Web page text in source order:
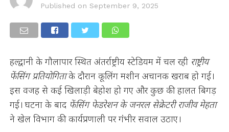
Published on September 9, 2025
हल्द्वानी के गौलापार स्थित अंतर्राष्ट्रीय स्टेडियम में चल रही राष्ट्रीय
फेंसिंग प्रतियोगिताके दौरान कूलिंग मशीन अचानक खराब हो गई।
इस वजह से कई खिलाड़ी बेहोश हो गए और कुछ की हालत बिगड़
गई। घटना के बाद फेंसिंग फेडरेशन के जनरल सेक्रेटरी राजीव मेहता
ने खेल विभाग की कार्यप्रणाली पर गंभीर सवाल उठाए।